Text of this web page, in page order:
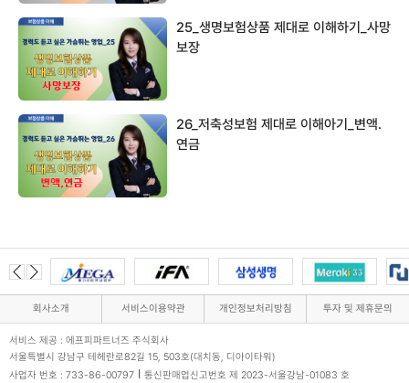
25_생명보험상품 제대로 이해하기_사망
보장
26_저축성보험 제대로 이해아기_변액.
연금
회사소개 서비스이용약관 개인정보처리방침 투자 및 제휴문의
서비스 제공 : 에프피파트너즈 주식회사
서울특별시 강남구 테헤란로82길 15, 503호(대치동, 디아이타워)
사업자 번호 : 733-86-00797
통신판매업신고번호 제 2023-서울강남-01083 호